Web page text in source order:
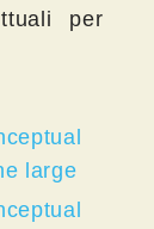
per
large